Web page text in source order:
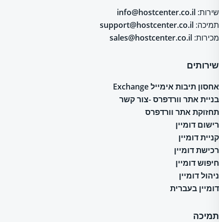
שירות: info@hostcenter.co.il
תמיכה: support@hostcenter.co.il
מכירות: sales@hostcenter.co.il
שירותים
אחסון תיבות אימייל Exchange
בניית אתר וורדפרס -צור קשר
תחזוקת אתר וורדפרס
רישום דומיין
קניית דומיין
רכישת דומיין
חיפוש דומיין
ניהול דומיין
דומיין בעברית
תמיכה